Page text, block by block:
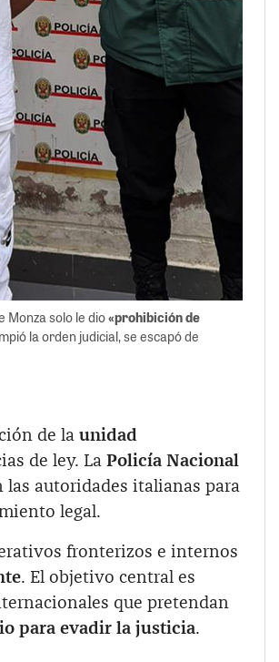
Monza solo le dio«prohibición de
la orden judicial, se escapó de
de la unidad
de ley. La Policía Nacional
autoridades italianas para
legal.
fronterizos e internos
. El objetivo central es
que pretendan
para evadir la justicia.